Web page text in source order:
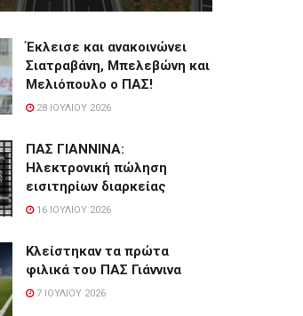
Έκλεισε και ανακοινώνει
Σιατραβάνη, Μπελεβώνη και
Μελιόπουλο ο ΠΑΣ!
28 ΙΟΥΛΊΟΥ 2026
ΠΑΣ ΓΙΑΝΝΙΝΑ:
Hλεκτρονική πώληση
εισιτηρίων διαρκείας
16 ΙΟΥΛΊΟΥ 2026
Κλείστηκαν τα πρώτα
φιλικά του ΠΑΣ Γιάννινα
7 ΙΟΥΛΊΟΥ 2026